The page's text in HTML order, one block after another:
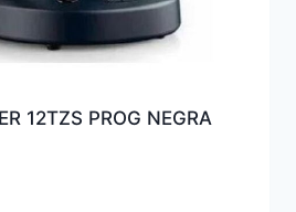
12TZS PROG NEGRA